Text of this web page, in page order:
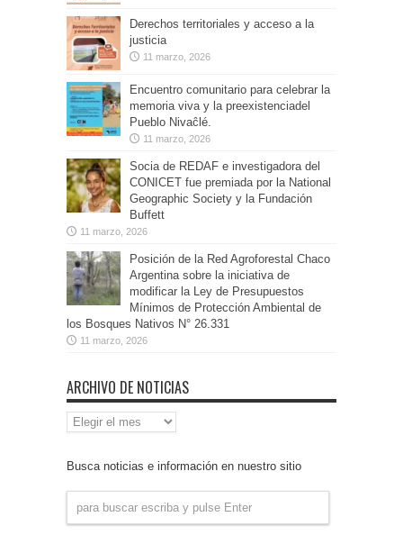
Derechos territoriales y acceso a la
justicia
11 marzo, 2026
Encuentro comunitario para celebrar la
memoria viva y la preexistenciadel
Pueblo Nivaĉlé.
11 marzo, 2026
Socia de REDAF e investigadora del
CONICET fue premiada por la National
Geographic Society y la Fundación
Buffett
11 marzo, 2026
Posición de la Red Agroforestal Chaco
Argentina sobre la iniciativa de
modificar la Ley de Presupuestos
Mínimos de Protección Ambiental de
los Bosques Nativos N° 26.331
11 marzo, 2026
ARCHIVO DE NOTICIAS
Archivo
de
Busca noticias e información en nuestro sitio